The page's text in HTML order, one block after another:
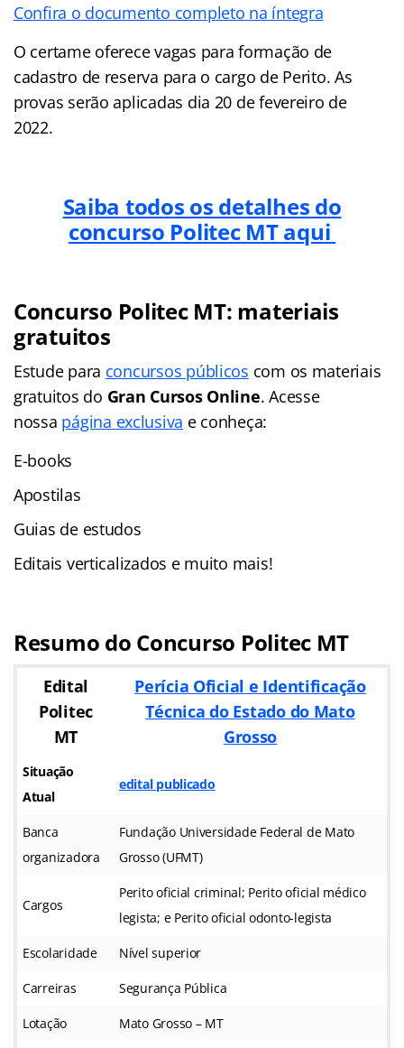
Confira o documento completo na íntegra
O certame oferece vagas para formação de
cadastro de reserva para o cargo de Perito. As
provas serão aplicadas dia 20 de fevereiro de
2022.
Saiba todos os detalhes do
concurso Politec MT aqui
Concurso Politec MT: materiais
gratuitos
Estude para concursos públicos com os materiais
gratuitos do Gran Cursos Online. Acesse
nossa página exclusiva e conheça:
E-books
Apostilas
Guias de estudos
Editais verticalizados e muito mais!
Resumo do Concurso Politec MT
Edital
Politec
MT
Perícia Oficial e Identificação
Técnica do Estado do Mato
Grosso
Situação
Atual
edital publicado
Banca
organizadora
Fundação Universidade Federal de Mato
Grosso (UFMT)
Cargos
Perito oficial criminal; Perito oficial médico
legista; e Perito oficial odonto-legista
Escolaridade Nível superior
Carreiras Segurança Pública
Lotação Mato Grosso – MT